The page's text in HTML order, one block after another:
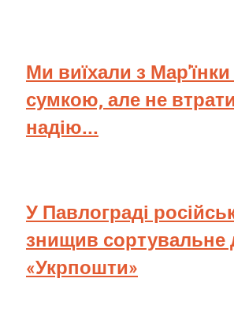
Ми виїхали з
сумкою, але не
надію...
У Павлограді
знищив сортувальне
«Укрпошти»